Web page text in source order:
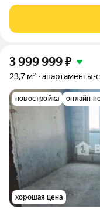
апартаменты в жилом
декабре 2025, без
3 999 999₽
23,7 м² апартаменты-
новостройка онлайн
хорошая цена